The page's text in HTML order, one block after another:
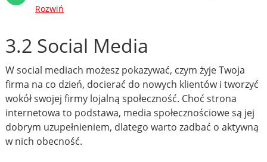
Rozwiń
3.2 Social Media
W social mediach możesz pokazywać, czym żyje Twoja
firma na co dzień, docierać do nowych klientów i tworzyć
wokół swojej firmy lojalną społeczność. Choć strona
internetowa to podstawa, media społecznościowe są jej
dobrym uzupełnieniem, dlatego warto zadbać o aktywną
w nich obecność.